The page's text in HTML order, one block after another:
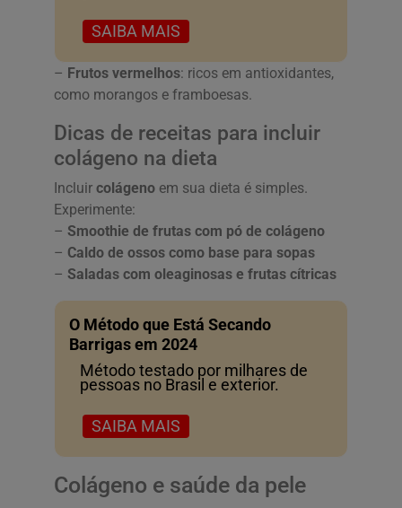
SAIBA MAIS
– Frutos vermelhos: ricos em antioxidantes,
como morangos e framboesas.
Dicas de receitas para incluir
colágeno na dieta
Incluir colágeno em sua dieta é simples.
Experimente:
– Smoothie de frutas com pó de colágeno
– Caldo de ossos como base para sopas
– Saladas com oleaginosas e frutas cítricas
O Método que Está Secando
Barrigas em 2024
Método testado por milhares de
pessoas no Brasil e exterior.
SAIBA MAIS
Colágeno e saúde da pele